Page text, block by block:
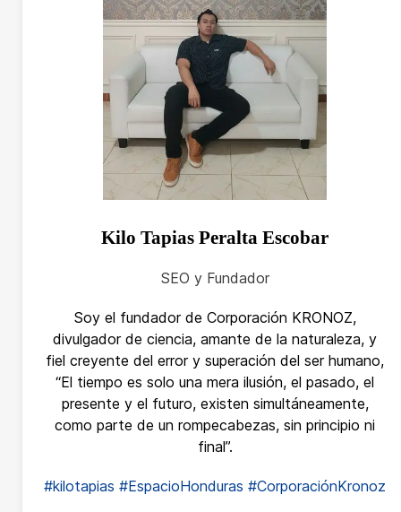
Kilo Tapias Peralta Escobar
SEO y Fundador
Soy el fundador de Corporación KRONOZ,
divulgador de ciencia, amante de la naturaleza, y
fiel creyente del error y superación del ser humano,
“El tiempo es solo una mera ilusión, el pasado, el
presente y el futuro, existen simultáneamente,
como parte de un rompecabezas, sin principio ni
final”.
#kilotapias #EspacioHonduras #CorporaciónKronoz